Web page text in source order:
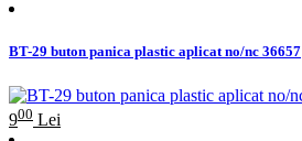
BT-29 buton panica plastic aplicat no/nc 36657
900 Lei